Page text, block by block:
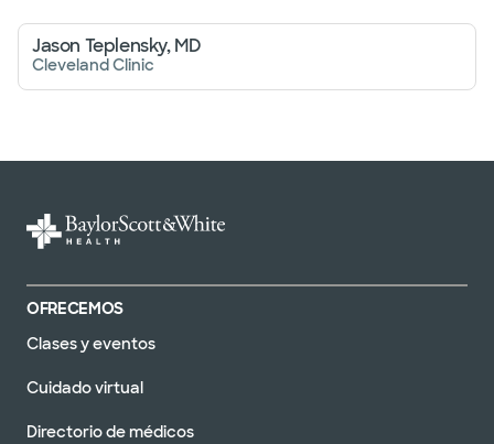
Jason Teplensky, MD
Cleveland Clinic
OFRECEMOS
Clases y eventos
Cuidado virtual
Directorio de médicos